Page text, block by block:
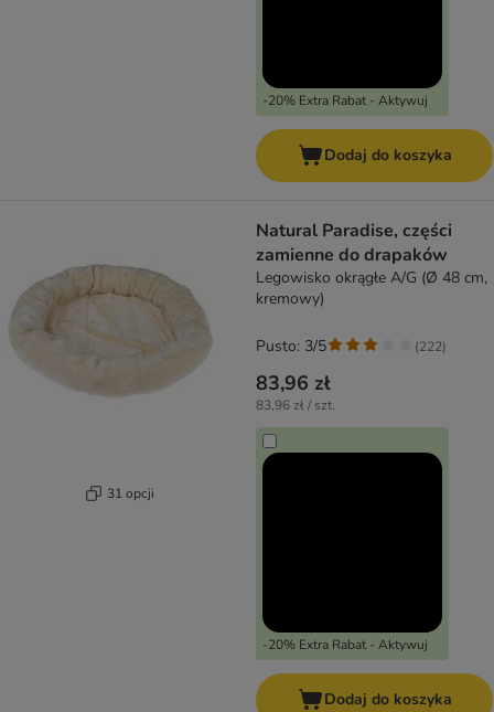
-20% Extra Rabat - Aktywuj
Dodaj do koszyka
31 opcji
Natural Paradise, części
zamienne do drapaków
Legowisko okrągłe A/G (Ø 48 cm,
kremowy)
83,96 zł
83,96 zł / szt.
-20% Extra Rabat - Aktywuj
Pusto: 3/5 (222)
Dodaj do koszyka